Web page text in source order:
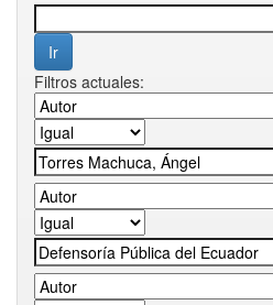
Filtros actuales: